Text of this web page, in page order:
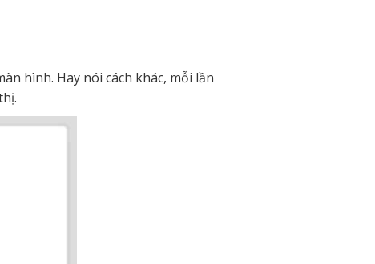
hình. Hay nói cách khác, mỗi lần